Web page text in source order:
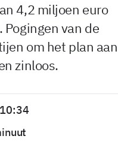
4,2 miljoen euro
van de
om het plan
zinloos.